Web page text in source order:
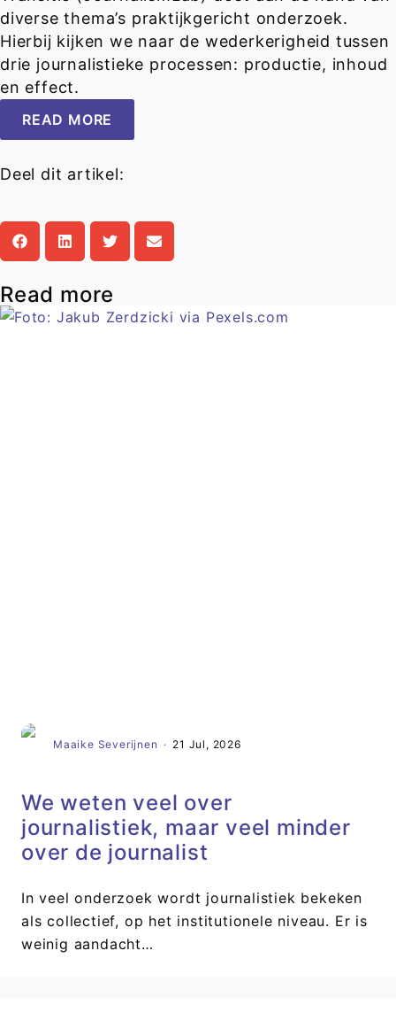
diverse thema’s praktijkgericht onderzoek.
Hierbij kijken we naar de wederkerigheid tussen
drie journalistieke processen: productie, inhoud
en effect.
READ MORE
Deel dit artikel:
Read more
Maaike Severijnen · 21 Jul, 2026
We weten veel over
journalistiek, maar veel minder
over de journalist
In veel onderzoek wordt journalistiek bekeken
als collectief, op het institutionele niveau. Er is
weinig aandacht…